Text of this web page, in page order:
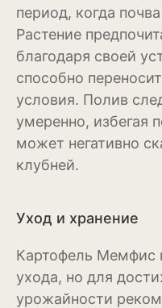
Кипарисовик
Клен
Лиственница
Можжевельник
Пихта
Сирень
Сосна
Спирея
период, когда
Растение
благодаря своей
способно
условия. Полив
умеренно, избегая
может негативно
клубней.
Уход и хранение
Картофель Мемфис
ухода, но для
урожайности